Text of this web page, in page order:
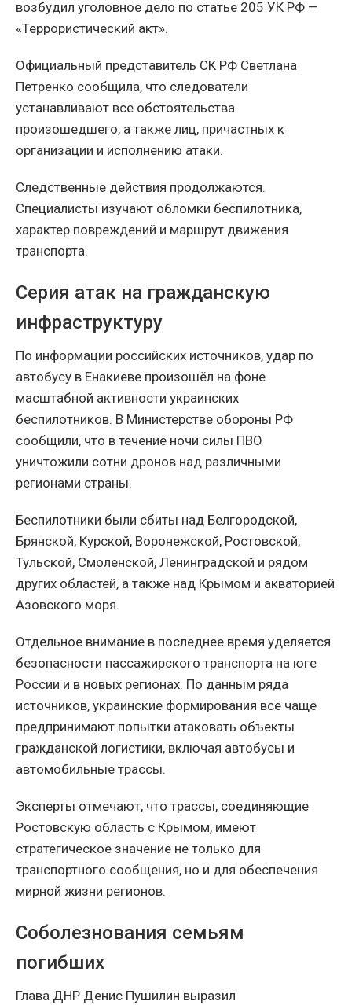
возбудил уголовное дело по статье 205 УК РФ —
«Террористический акт».
Официальный представитель СК РФ Светлана
Петренко сообщила, что следователи
устанавливают все обстоятельства
произошедшего, а также лиц, причастных к
организации и исполнению атаки.
Следственные действия продолжаются.
Специалисты изучают обломки беспилотника,
характер повреждений и маршрут движения
транспорта.
Серия атак на гражданскую
инфраструктуру
По информации российских источников, удар по
автобусу в Енакиеве произошёл на фоне
масштабной активности украинских
беспилотников. В Министерстве обороны РФ
сообщили, что в течение ночи силы ПВО
уничтожили сотни дронов над различными
регионами страны.
Беспилотники были сбиты над Белгородской,
Брянской, Курской, Воронежской, Ростовской,
Тульской, Смоленской, Ленинградской и рядом
других областей, а также над Крымом и акваторией
Азовского моря.
Отдельное внимание в последнее время уделяется
безопасности пассажирского транспорта на юге
России и в новых регионах. По данным ряда
источников, украинские формирования всё чаще
предпринимают попытки атаковать объекты
гражданской логистики, включая автобусы и
автомобильные трассы.
Эксперты отмечают, что трассы, соединяющие
Ростовскую область с Крымом, имеют
стратегическое значение не только для
транспортного сообщения, но и для обеспечения
мирной жизни регионов.
Соболезнования семьям
погибших
Глава ДНР Денис Пушилин выразил